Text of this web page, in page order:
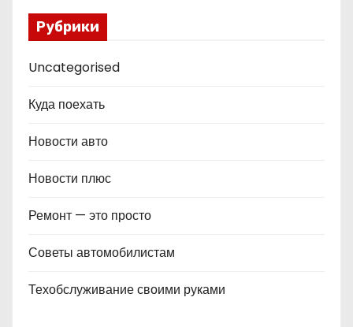
Рубрики
Uncategorised
Куда поехать
Новости авто
Новости плюс
Ремонт — это просто
Советы автомобилистам
Техобслуживание своими руками